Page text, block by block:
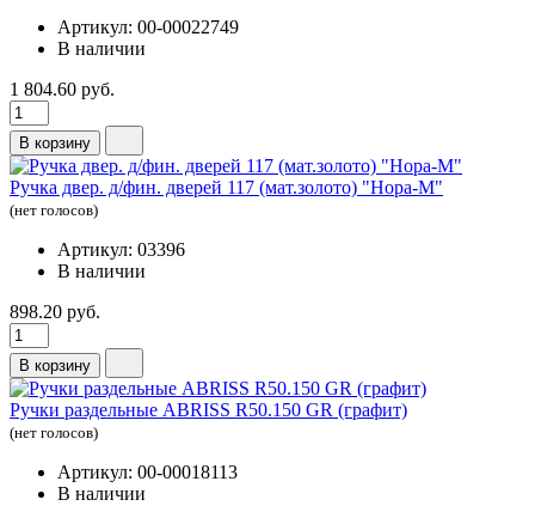
Артикул: 00-00022749
В наличии
1 804.60 руб.
В корзину
Ручка двер. д/фин. дверей 117 (мат.золото) "Нора-М"
(нет голосов)
Артикул: 03396
В наличии
898.20 руб.
В корзину
Ручки раздельные ABRISS R50.150 GR (графит)
(нет голосов)
Артикул: 00-00018113
В наличии